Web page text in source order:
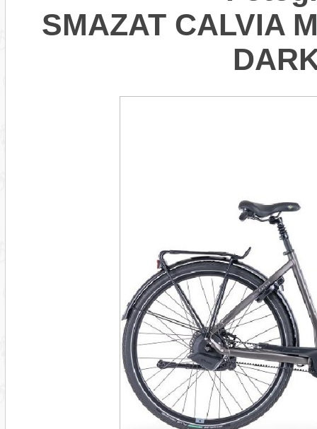
SMAZAT CALVIA